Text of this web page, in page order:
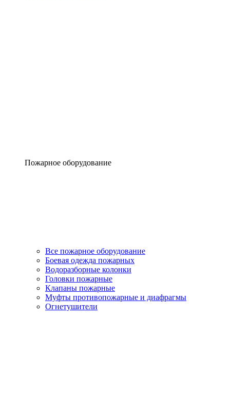
Пожарное оборудование
Все пожарное оборудование
Боевая одежда пожарных
Водоразборные колонки
Головки пожарные
Клапаны пожарные
Муфты противопожарные и диафрагмы
Огнетушители